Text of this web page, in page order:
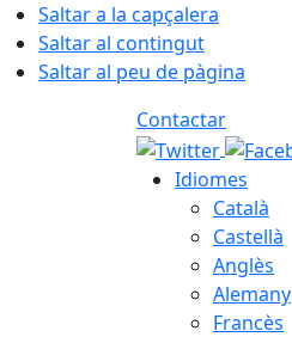
Saltar a la capçalera
Saltar al contingut
Saltar al peu de pàgina
Contactar
Idiomes
Català
Castellà
Anglès
Alemany
Francès